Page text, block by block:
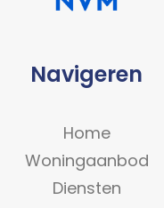
Navigeren
Home
Woningaanbod
Diensten